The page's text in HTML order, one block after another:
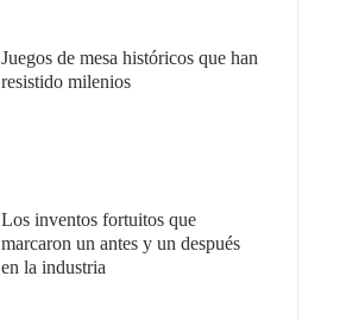
Juegos de mesa históricos que han
resistido milenios
Los inventos fortuitos que
marcaron un antes y un después
en la industria